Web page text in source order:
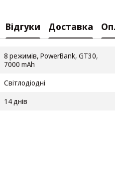
Відгуки Доставка
8 режимів, PowerBank, GT30,
7000 mAh
Світлодіодні
14 днів